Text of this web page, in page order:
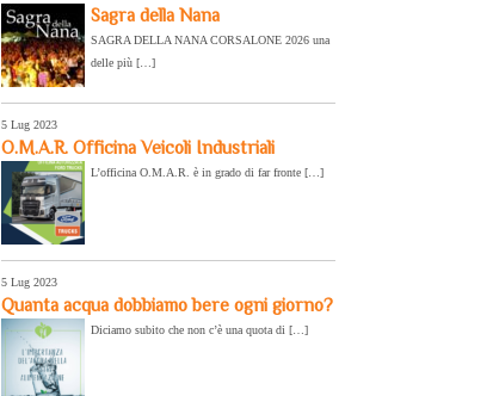
Sagra della Nana
SAGRA DELLA NANA CORSALONE 2026 una
delle più […]
5 Lug 2023
O.M.A.R. Officina Veicoli Industriali
L’officina O.M.A.R. è in grado di far fronte […]
5 Lug 2023
Quanta acqua dobbiamo bere ogni giorno?
Diciamo subito che non c’è una quota di […]